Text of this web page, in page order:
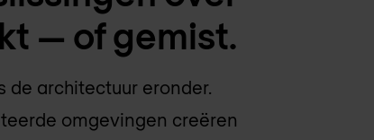
— of gemist.
de architectuur eronder.
omgevingen creëren